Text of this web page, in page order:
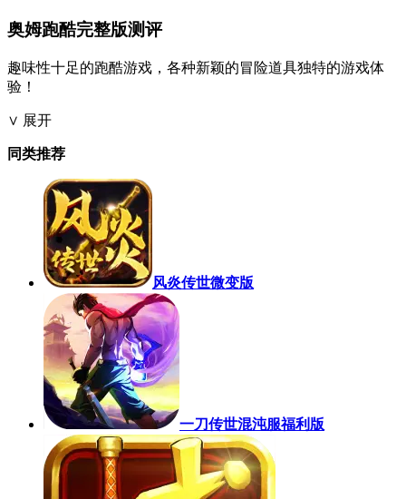
奥姆跑酷完整版测评
趣味性十足的跑酷游戏，各种新颖的冒险道具独特的游戏体
验！
∨ 展开
同类推荐
风炎传世微变版
一刀传世混沌服福利版